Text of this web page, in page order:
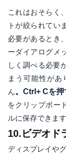
これはおそらく
トが絞られてい
必要があるとき
ーダイアログメ
しく調べる必要
まう可能性が
ん。Ctrl+ Cを押
をクリップボー
ルに保存できます
10.ビデオド
ディスプレイや